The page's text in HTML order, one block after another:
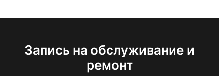
Запись на обслуживание и
ремонт